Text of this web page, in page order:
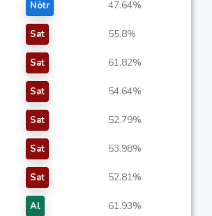
Nötr 47.64%
Sat 55.8%
Sat 61.82%
Sat 54.64%
Sat 52.79%
Sat 53.98%
Sat 52.81%
Al 61.93%